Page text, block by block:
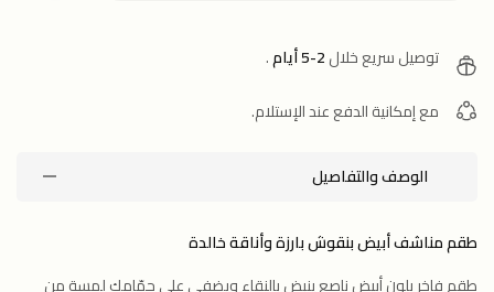
توصيل سريع خلال2-5 أيام
.
مع إمكانية الدفع عند الإستلام.
الوصف والتفاصيل
طقم مناشف أبيض بنقوش بارزة وأناقة خالدة
طقم فاخر بلون أبيض ناصع ينبض بالنقاء ويضفي على حمّامك لمسة من